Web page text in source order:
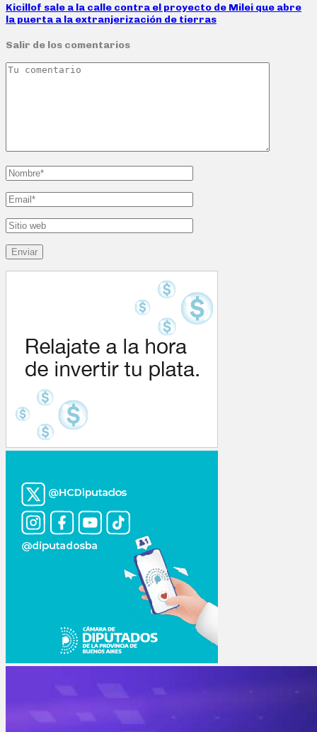
Kicillof sale a la calle contra el proyecto de Milei que abre
la puerta a la extranjerización de tierras
Salir de los comentarios